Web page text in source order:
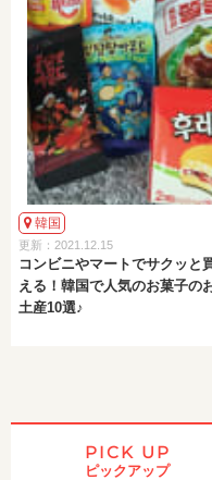
韓国
更新：2021.12.15
コンビニやマートでサクッと
える！韓国で人気のお菓子の
土産10選♪
PICK UP
ピックアップ